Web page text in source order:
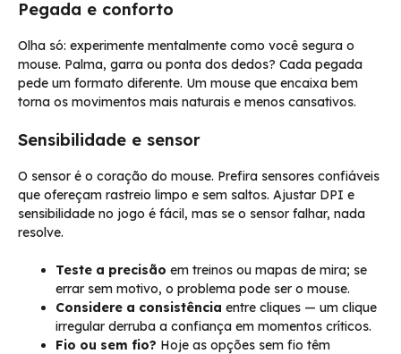
Pegada e conforto
Olha só: experimente mentalmente como você segura o
mouse. Palma, garra ou ponta dos dedos? Cada pegada
pede um formato diferente. Um mouse que encaixa bem
torna os movimentos mais naturais e menos cansativos.
Sensibilidade e sensor
O sensor é o coração do mouse. Prefira sensores confiáveis
que ofereçam rastreio limpo e sem saltos. Ajustar DPI e
sensibilidade no jogo é fácil, mas se o sensor falhar, nada
resolve.
Teste a precisão em treinos ou mapas de mira; se
errar sem motivo, o problema pode ser o mouse.
Considere a consistência entre cliques — um clique
irregular derruba a confiança em momentos críticos.
Fio ou sem fio? Hoje as opções sem fio têm